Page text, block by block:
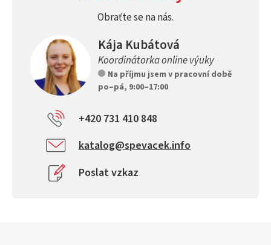
Obraťte se na nás.
Kája Kubátová
Koordinátorka online výuky
Na příjmu jsem v pracovní době
po–pá, 9:00–17:00
+420 731 410 848
katalog@spevacek.info
Poslat vzkaz